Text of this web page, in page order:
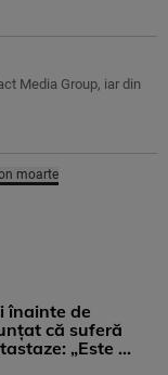
Media Group, iar din
moarte
înainte de
că suferă
„Este ...